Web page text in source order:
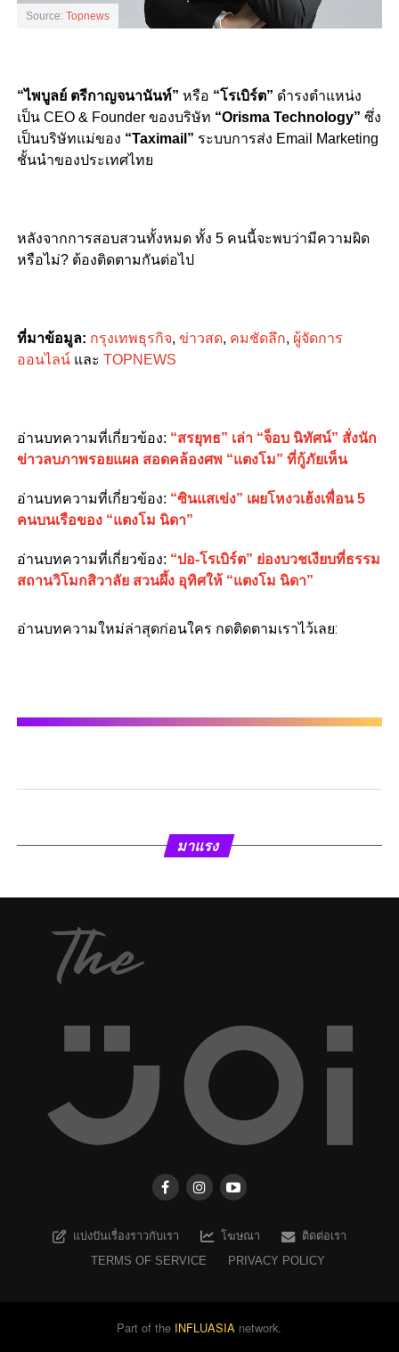
Source: Topnews
“ไพบูลย์ ตรีกาญจนานันท์” หรือ “โรเบิร์ต” ดำรงตำแหน่ง
เป็น CEO & Founder ของบริษัท “Orisma Technology” ซึ่ง
เป็นบริษัทแม่ของ “Taximail” ระบบการส่ง Email Marketing
ชั้นนำของประเทศไทย
หลังจากการสอบสวนทั้งหมด ทั้ง 5 คนนี้จะพบว่ามีความผิด
หรือไม่? ต้องติดตามกันต่อไป
ที่มาข้อมูล: กรุงเทพธุรกิจ, ข่าวสด, คมชัดลึก, ผู้จัดการ
ออนไลน์และ TOPNEWS
อ่านบทความที่เกี่ยวข้อง: “สรยุทธ” เล่า “จ็อบ นิทัศน์” สั่งนัก
ข่าวลบภาพรอยแผล สอดคล้องศพ “แตงโม” ที่กู้ภัยเห็น
อ่านบทความที่เกี่ยวข้อง: “ซินแสเข่ง” เผยโหงวเฮ้งเพื่อน 5
คนบนเรือของ “แตงโม นิดา”
อ่านบทความที่เกี่ยวข้อง: “ปอ-โรเบิร์ต” ย่องบวชเงียบที่ธรรม
สถานวิโมกสิวาลัย สวนผึ้ง อุทิศให้ “แตงโม นิดา”
อ่านบทความใหม่ล่าสุดก่อนใคร กดติดตามเราไว้เลย:
มาแรง
แบ่งปันเรื่องราวกับเรา โฆษณา
ติดต่อเรา
TERMS OF SERVICE
PRIVACY POLICY
Part of the INFLUASIA network.